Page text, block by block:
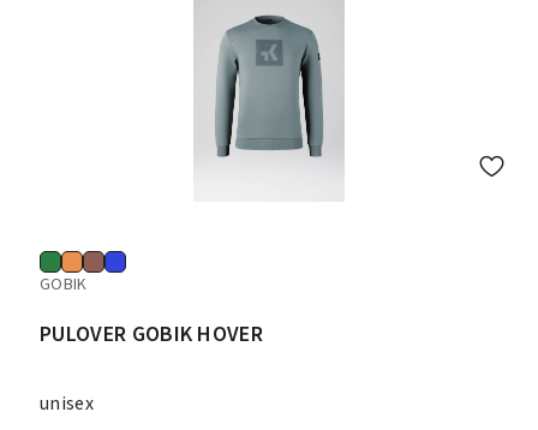
GOBIK
PULOVER GOBIK HOVER
unisex